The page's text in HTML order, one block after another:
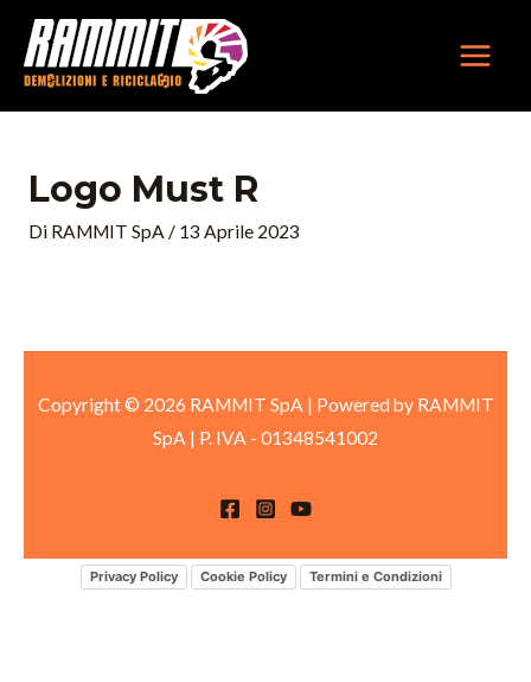
contenuto
Logo Must R
Di RAMMIT SpA / 13 Aprile 2023
Copyright © 2026 RAMMIT SpA | Powered by RAMMIT
SpA | P. IVA - 01348541002
Privacy Policy Cookie Policy Termini e Condizioni